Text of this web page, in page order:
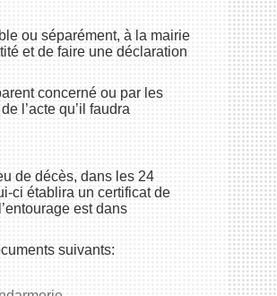
ou séparément, à la mairie
et de faire une déclaration
concerné ou par les
l’acte qu’il faudra
de décès, dans les 24
ci établira un certificat de
est dans
suivants: